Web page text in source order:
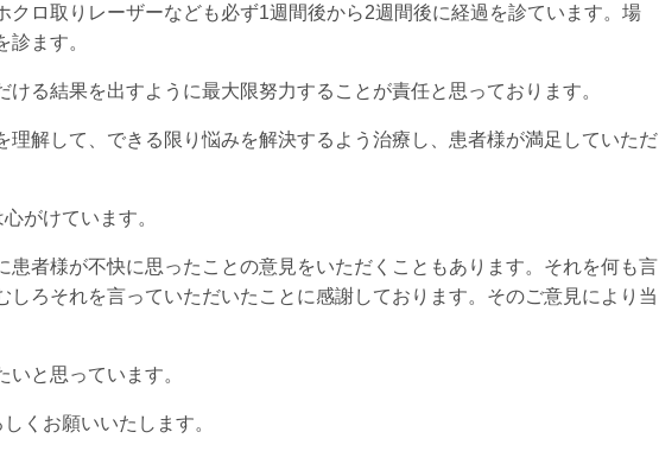
クロ取りレーザーなども必ず1週間後から2週間後に経過を診ています。場
ます。
る結果を出すように最大限努力することが責任と思っております。
理解して、できる限り悩みを解決するよう治療し、患者様が満足していただ
がけています。
患者様が不快に思ったことの意見をいただくこともあります。それを何も言
ろそれを言っていただいたことに感謝しております。そのご意見により当
と思っています。
くお願いいたします。